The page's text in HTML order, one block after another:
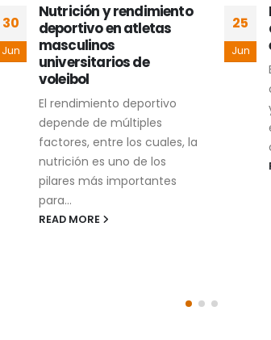
30
Nutrición y rendimiento
deportivo en atletas
masculinos
universitarios de
voleibol
El rendimiento deportivo
depende de múltiples
factores, entre los cuales, la
nutrición es uno de los
pilares más importantes
para...
READ MORE
25
Jun